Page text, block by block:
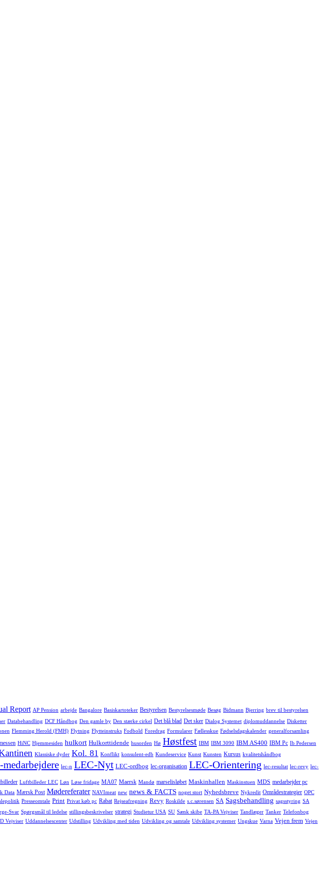
Report AP Pension arbejde Bangalore Basiskartoteker Bestyrelsen Bestyrelsesmøde Besøg Bidmann Bjerring brev til bestyrelsen
Databehandling DCF Håndbog Den gamle by Den stærke cirkel Det blå blad Det sker Dialog Systemet diplomuddannelse Disketter
Flemming Herold (FMH) Flytning Flytteinstruks Fodbold Foredrag Formularer Fællesskue Fødselsdagskalender generalforsamling
HiNC Hjemmesiden hulkort Hulkorttidende husorden Hø Høstfest IBM IBM 3090 IBM AS400 IBM Pc Ib Pedersen
Klassiske dyder Kol. 81 Konflikt konsulent-edb Kundeservice Kunst Kunsten Kursus kvalitetshåndbog
lec-n LEC-Nyt LEC-ordbog lec-organisation LEC-Orientering lec-resultat lec-revy lec-
Luftbilleder LEC Løn Løse fridage MA07 Maersk Mandø marselisløbet Maskinhallen Maskinstuen MDS medarbejder pc
Data Mærsk Post Mødereferater NAVImeat new news & FACTS noget stort Nyhedsbreve Nykredit Områdestrategier OPC
Presseomtale Print Privat køb pc Rabat Rejseafregning Revy Roskilde s.c.sørensen SA Sagsbehandling sagsstyring SA
Svar Spørgsmål til ledelse stillingsbeskrivelser strategi Studietur USA SU Sænk skibe TA-PA Vejviser Tandlæger Tanker Telefonbog
Vejviser Uddannelsescenter Udstilling Udvikling med tiden Udvikling og samtale Udvikling systemer Ungskue Varna Vejen frem Vejen